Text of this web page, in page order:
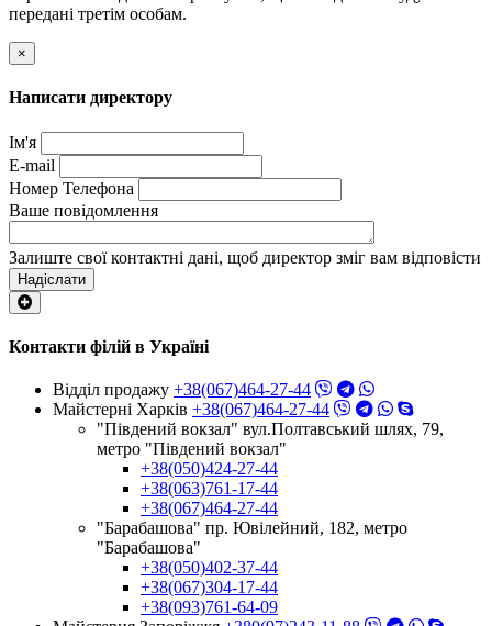
передані третім особам.
×
Написати директору
Ім'я
E-mail
Номер Телефона
Ваше повідомлення
Залиште свої контактні дані, щоб директор зміг вам відповісти
Надіслати
Контакти філій в Україні
Відділ продажу +38(067)464-27-44
Майстерні Харків +38(067)464-27-44
"Південий вокзал" вул.Полтавський шлях, 79,
метро "Південий вокзал"
+38(050)424-27-44
+38(063)761-17-44
+38(067)464-27-44
"Барабашова" пр. Ювілейний, 182, метро
"Барабашова"
+38(050)402-37-44
+38(067)304-17-44
+38(093)761-64-09